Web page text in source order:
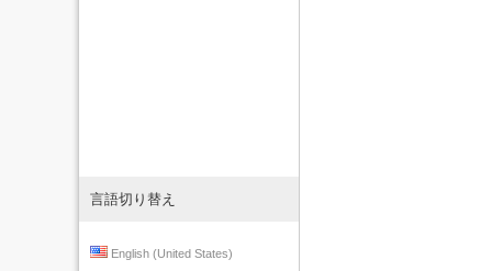
言語切り替え
English (United States)